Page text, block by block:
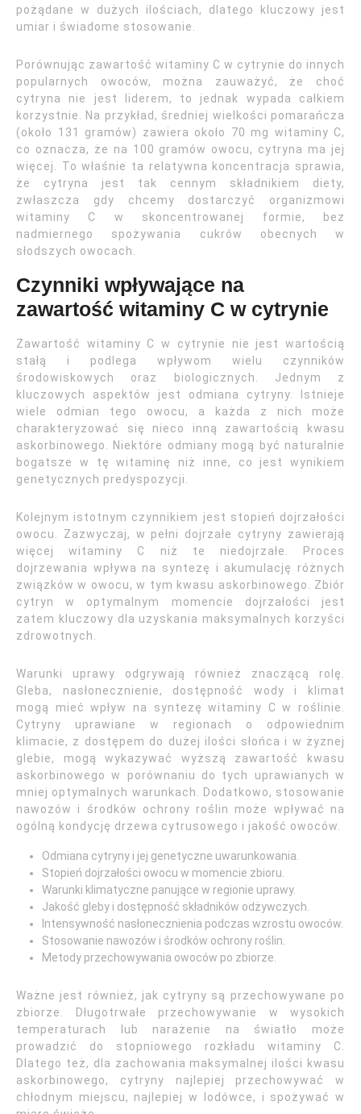
pożądane w dużych ilościach, dlatego kluczowy jest
umiar i świadome stosowanie.
Porównując zawartość witaminy C w cytrynie do innych
popularnych owoców, można zauważyć, że choć
cytryna nie jest liderem, to jednak wypada całkiem
korzystnie. Na przykład, średniej wielkości pomarańcza
(około 131 gramów) zawiera około 70 mg witaminy C,
co oznacza, że na 100 gramów owocu, cytryna ma jej
więcej. To właśnie ta relatywna koncentracja sprawia,
że cytryna jest tak cennym składnikiem diety,
zwłaszcza gdy chcemy dostarczyć organizmowi
witaminy C w skoncentrowanej formie, bez
nadmiernego spożywania cukrów obecnych w
słodszych owocach.
Czynniki wpływające na
zawartość witaminy C w cytrynie
Zawartość witaminy C w cytrynie nie jest wartością
stałą i podlega wpływom wielu czynników
środowiskowych oraz biologicznych. Jednym z
kluczowych aspektów jest odmiana cytryny. Istnieje
wiele odmian tego owocu, a każda z nich może
charakteryzować się nieco inną zawartością kwasu
askorbinowego. Niektóre odmiany mogą być naturalnie
bogatsze w tę witaminę niż inne, co jest wynikiem
genetycznych predyspozycji.
Kolejnym istotnym czynnikiem jest stopień dojrzałości
owocu. Zazwyczaj, w pełni dojrzałe cytryny zawierają
więcej witaminy C niż te niedojrzałe. Proces
dojrzewania wpływa na syntezę i akumulację różnych
związków w owocu, w tym kwasu askorbinowego. Zbiór
cytryn w optymalnym momencie dojrzałości jest
zatem kluczowy dla uzyskania maksymalnych korzyści
zdrowotnych.
Warunki uprawy odgrywają również znaczącą rolę.
Gleba, nasłonecznienie, dostępność wody i klimat
mogą mieć wpływ na syntezę witaminy C w roślinie.
Cytryny uprawiane w regionach o odpowiednim
klimacie, z dostępem do dużej ilości słońca i w żyznej
glebie, mogą wykazywać wyższą zawartość kwasu
askorbinowego w porównaniu do tych uprawianych w
mniej optymalnych warunkach. Dodatkowo, stosowanie
nawozów i środków ochrony roślin może wpływać na
ogólną kondycję drzewa cytrusowego i jakość owoców.
Odmiana cytryny i jej genetyczne uwarunkowania.
Stopień dojrzałości owocu w momencie zbioru.
Warunki klimatyczne panujące w regionie uprawy.
Jakość gleby i dostępność składników odżywczych.
Intensywność nasłonecznienia podczas wzrostu owoców.
Stosowanie nawozów i środków ochrony roślin.
Metody przechowywania owoców po zbiorze.
Ważne jest również, jak cytryny są przechowywane po
zbiorze. Długotrwałe przechowywanie w wysokich
temperaturach lub narażenie na światło może
prowadzić do stopniowego rozkładu witaminy C.
Dlatego też, dla zachowania maksymalnej ilości kwasu
askorbinowego, cytryny najlepiej przechowywać w
chłodnym miejscu, najlepiej w lodówce, i spożywać w